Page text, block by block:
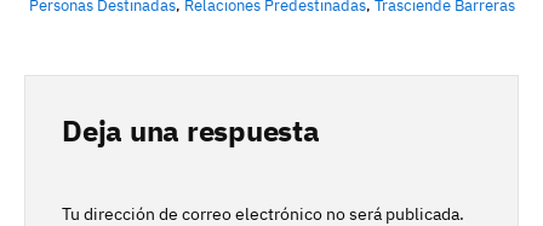
Personas Destinadas, Relaciones Predestinadas, Trasciende Barreras
Deja una respuesta
Tu dirección de correo electrónico no será publicada.